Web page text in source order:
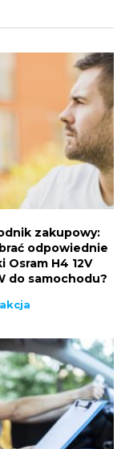
zakupowy:
odpowiednie
Osram H4 12V
do samochodu?